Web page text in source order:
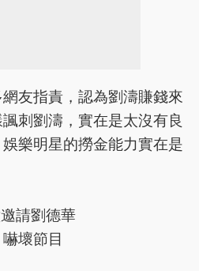
友指責，認為劉濤賺錢來
刺劉濤，實在是太沒有良
樂明星的撈金能力實在是